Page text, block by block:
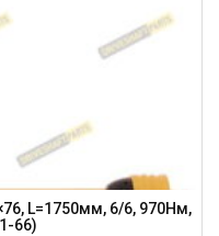
L=1750мм, 6/6, 970Нм,
66)